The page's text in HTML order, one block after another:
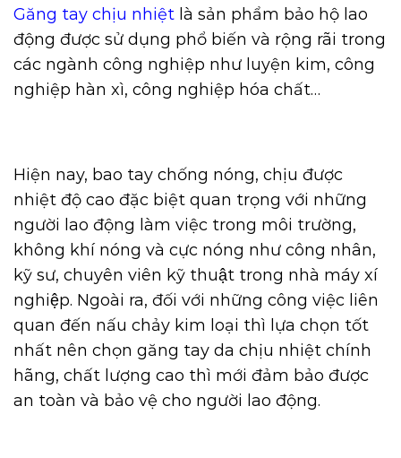
Găng tay chịu nhiệt là sản phẩm bảo hộ lao
động được sử dụng phổ biến và rộng rãi trong
các ngành công nghiệp như luyện kim, công
nghiệp hàn xì, công nghiệp hóa chất…
Hiện nay, bao tay chống nóng, chịu được
nhiệt độ cao đặc biệt quan trọng với những
người lao động làm việc trong môi trường,
không khí nóng và cực nóng như công nhân,
kỹ sư, chuyên viên kỹ thuật trong nhà máy xí
nghiệp. Ngoài ra, đối với những công việc liên
quan đến nấu chảy kim loại thì lựa chọn tốt
nhất nên chọn găng tay da chịu nhiệt chính
hãng, chất lượng cao thì mới đảm bảo được
an toàn và bảo vệ cho người lao động.